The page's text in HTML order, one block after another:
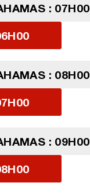
: 07H00
: 08H00
: 09H00